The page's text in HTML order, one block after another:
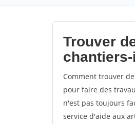
Trouver
Comment trouver
pour faire des
n'est pas toujours
service d'aide aux